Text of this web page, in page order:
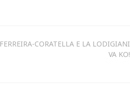
FERREIRA-CORATELLA E LA LODIGIANI
VA KO!